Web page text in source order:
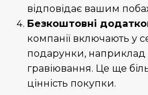
відповідає вашим
Безкоштовні
компанії включають у
подарунки, наприклад
гравіювання. Це ще
цінність покупки.